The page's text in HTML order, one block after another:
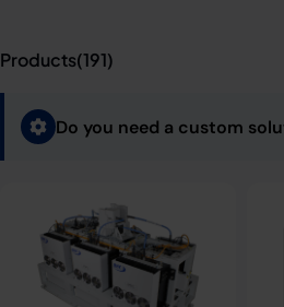
Products(191)
Do you need a custom